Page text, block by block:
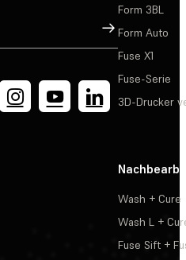
Registrieren
Form 3BL
Form Auto
Fuse X1
Fuse-Serie
3D-Drucker
Wash + Cure
Wash L +
Fuse Sift +